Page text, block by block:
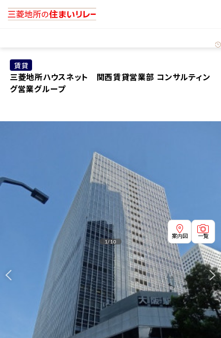
賃貸
三菱地所ハウスネット 関西賃貸営業部 コンサルティン
グ営業グループ
1/10
案内図 一覧